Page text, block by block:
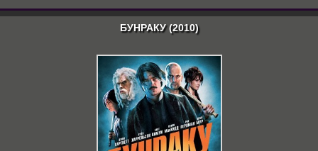
БУНРАКУ (2010)